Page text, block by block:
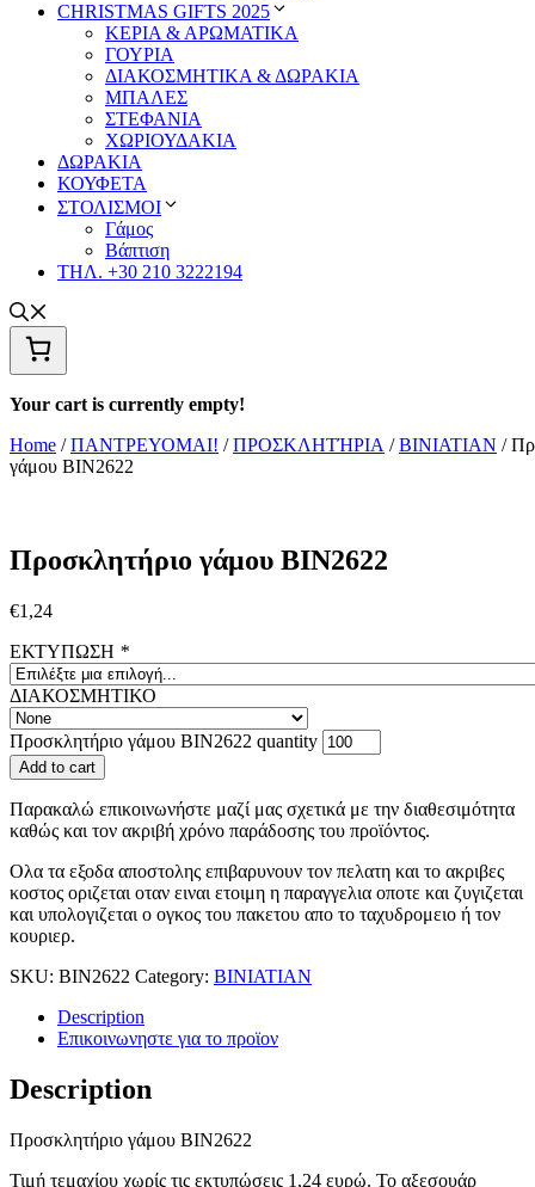
CHRISTMAS GIFTS 2025
ΚΕΡΙΑ & ΑΡΩΜΑΤΙΚΑ
ΓΟΥΡΙΑ
ΔΙΑΚΟΣΜΗΤΙΚΑ & ΔΩΡΑΚΙΑ
ΜΠΑΛΕΣ
ΣΤΕΦΑΝΙΑ
ΧΩΡΙΟΥΔΑΚΙΑ
ΔΩΡΑΚΙΑ
ΚΟΥΦΕΤΑ
ΣΤΟΛΙΣΜΟΙ
Γάμος
Βάπτιση
ΤΗΛ. +30 210 3222194
Your cart is currently empty!
Home /ΠΑΝΤΡΕΥΟΜΑΙ! /ΠΡΟΣΚΛΗΤΉΡΙΑ /BINIATIAN /
γάμου ΒΙΝ2622
Προσκλητήριο γάμου ΒΙΝ2622
€1,24
ΕΚΤΥΠΩΣΗ *
ΔΙΑΚΟΣΜΗΤΙΚΟ
Προσκλητήριο γάμου ΒΙΝ2622 quantity
Add to cart
Παρακαλώ επικοινωνήστε μαζί μας σχετικά με την διαθεσιμότητα
καθώς και τον ακριβή χρόνο παράδοσης του προϊόντος.
Ολα τα εξοδα αποστολης επιβαρυνουν τον πελατη και το ακριβες
κοστος οριζεται οταν ειναι ετοιμη η παραγγελια οποτε και ζυγιζεται
και υπολογιζεται ο ογκος του πακετου απο το ταχυδρομειο ή τον
κουριερ.
SKU: BIN2622 Category: BINIATIAN
Description
Επικοινωνηστε για το προϊoν
Description
Προσκλητήριο γάμου ΒΙΝ2622
Τιμή τεμαχίου χωρίς τις εκτυπώσεις 1,24 ευρώ. Το αξεσουάρ